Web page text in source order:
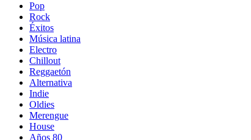
Pop
Rock
Éxitos
Música latina
Electro
Chillout
Reggaetón
Alternativa
Indie
Oldies
Merengue
House
Años 80